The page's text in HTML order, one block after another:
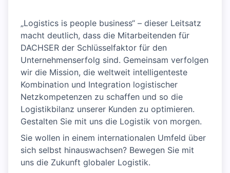
„Logistics is people business“ – dieser Leitsatz
macht deutlich, dass die Mitarbeitenden für
DACHSER der Schlüsselfaktor für den
Unternehmenserfolg sind. Gemeinsam verfolgen
wir die Mission, die weltweit intelligenteste
Kombination und Integration logistischer
Netzkompetenzen zu schaffen und so die
Logistikbilanz unserer Kunden zu optimieren.
Gestalten Sie mit uns die Logistik von morgen.
Sie wollen in einem internationalen Umfeld über
sich selbst hinauswachsen? Bewegen Sie mit
uns die Zukunft globaler Logistik.